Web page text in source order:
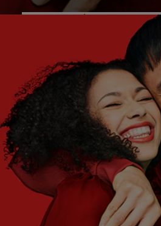
¿QUÉ ES LO QUE
¿CUÁLES SON TUS
Elige una opción
Empezar